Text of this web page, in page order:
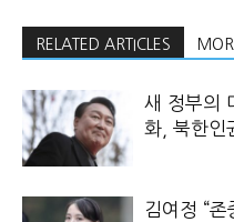
RELATED ARTICLES
새 정부의
화, 북한인
김여정 “